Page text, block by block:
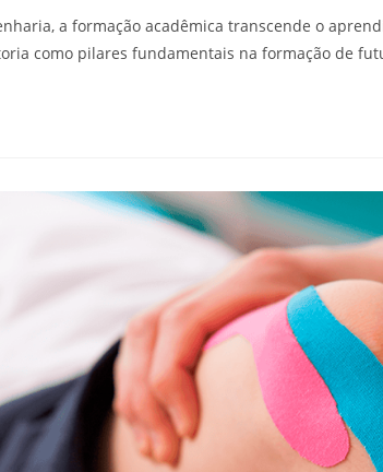
a formação acadêmica transcende o
como pilares fundamentais na formação de